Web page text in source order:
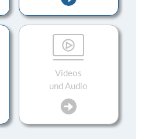
Videos
und Audio